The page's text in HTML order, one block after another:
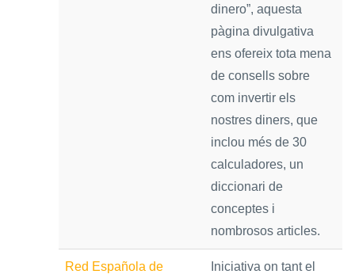
dinero”, aquesta
pàgina divulgativa
ens ofereix tota mena
de consells sobre
com invertir els
nostres diners, que
inclou més de 30
calculadores, un
diccionari de
conceptes i
nombrosos articles.
Red Española de
Iniciativa on tant el